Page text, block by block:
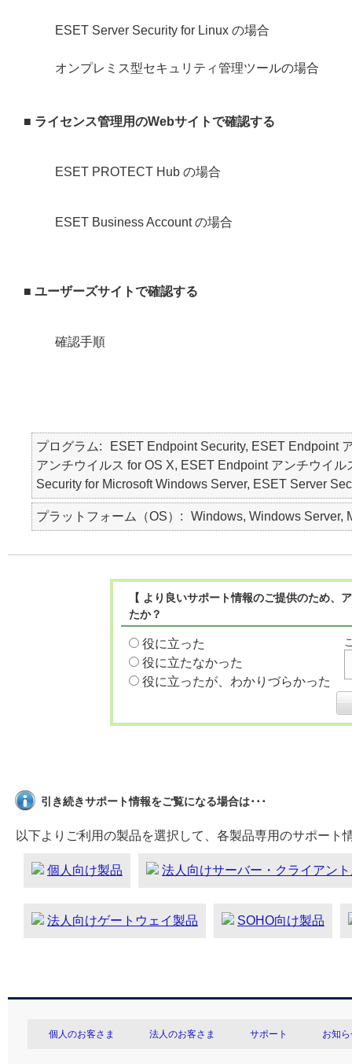
ESET Server Security for Linux の場合
オンプレミス型セキュリティ管理ツールの場合
■ ライセンス管理用のWebサイトで確認する
ESET PROTECT Hub の場合
ESET Business Account の場合
■ ユーザーズサイトで確認する
確認手順
プログラム
ESET Endpoint Security, ESET Endpoint
アンチウイルス for OS X, ESET Endpoint アンチウイ
Security for Microsoft Windows Server, ESET Server
プラットフォーム（OS） Windows, Windows Server,
【 より良いサポート情報のご提供のため
たか？
役に立った
役に立たなかった
役に立ったが、わかりづらかった
引き続きサポート情報をご覧になる場合は･･･
以下よりご利用の製品を選択して、各製品専用のサポート
個人向け製品 法人向けサーバー・クライアン
法人向けゲートウェイ製品 SOHO向け製品
個人のお客さま 法人のお客さま サポート お知